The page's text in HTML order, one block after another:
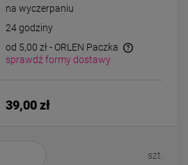
na wyczerpaniu
24 godziny
od 5,00 zł - ORLEN Paczka
sprawdź formy dostawy
39,00 zł
szt.